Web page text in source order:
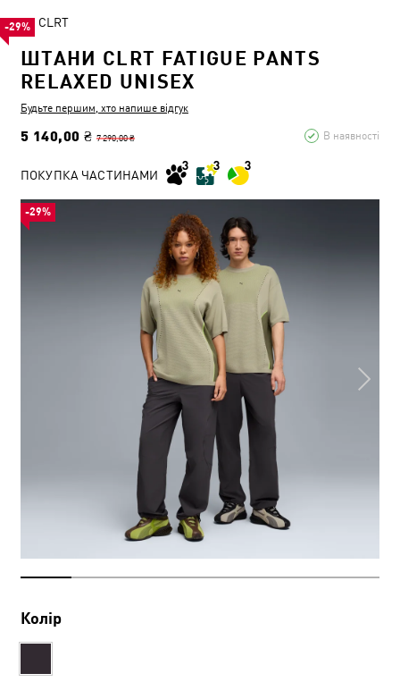
CLRT
ШТАНИ CLRT FATIGUE PANTS
RELAXED UNISEX
Будьте першим, хто напише відгук
5 140,00 ₴ 7 290,00 ₴ В наявності
-29%
ПОКУПКА ЧАСТИНАМИ
Колір
-29%